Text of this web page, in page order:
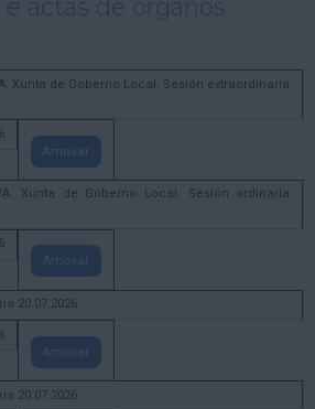
actas de órganos
Xunta de Goberno Local. Sesión extraordinaria
Amosar
Xunta de Goberno Local. Sesión ordinaria
Amosar
20.07.2026
Amosar
20.07.2026